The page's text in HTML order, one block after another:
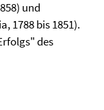
und
1788 bis 1851).
des